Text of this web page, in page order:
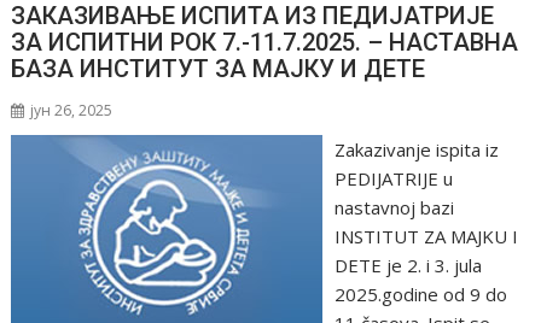
ЗАКАЗИВАЊЕ ИСПИТА ИЗ ПЕДИЈАТРИЈЕ
ЗА ИСПИТНИ РОК 7.-11.7.2025. – НАСТАВНА
БАЗА ИНСТИТУТ ЗА МАЈКУ И ДЕТЕ
јун 26, 2025
Zakazivanje ispita iz
PEDIJATRIJE u
nastavnoj bazi
INSTITUT ZA MAJKU I
DETE je 2. i 3. jula
2025.godine od 9 do